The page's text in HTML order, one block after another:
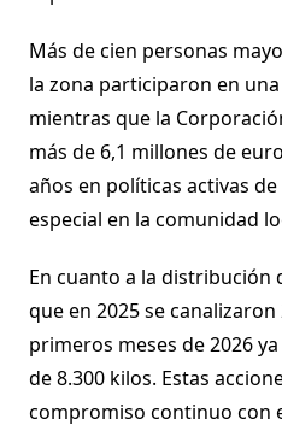
Más de cien personas
la zona participaron en
mientras que la
más de 6,1 millones de
años en políticas activas
especial en la comunidad
En cuanto a la distribución
que en 2025 se canalizaron
primeros meses de 2026
de 8.300 kilos. Estas
compromiso continuo con